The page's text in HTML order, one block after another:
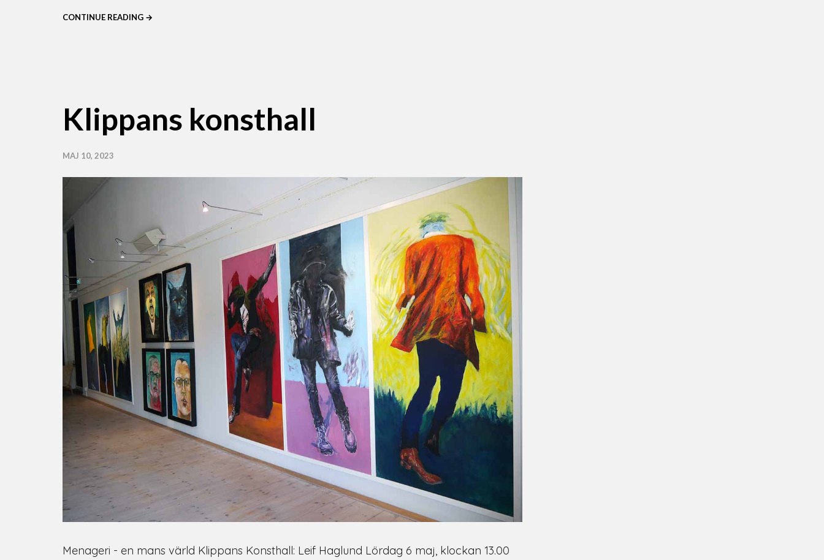
CONTINUE READING →
Klippans konsthall
MAJ 10, 2023
Menageri - en mans värld Klippans Konsthall: Leif Haglund Lördag 6 maj, klockan 13.00